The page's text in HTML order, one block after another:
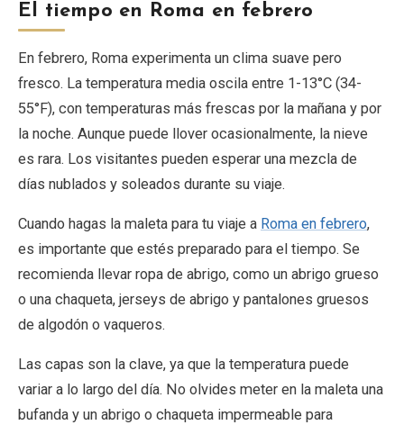
El tiempo en Roma en febrero
En febrero, Roma experimenta un clima suave pero
fresco. La temperatura media oscila entre 1-13°C (34-
55°F), con temperaturas más frescas por la mañana y por
la noche. Aunque puede llover ocasionalmente, la nieve
es rara. Los visitantes pueden esperar una mezcla de
días nublados y soleados durante su viaje.
Cuando hagas la maleta para tu viaje a Roma en febrero,
es importante que estés preparado para el tiempo. Se
recomienda llevar ropa de abrigo, como un abrigo grueso
o una chaqueta, jerseys de abrigo y pantalones gruesos
de algodón o vaqueros.
Las capas son la clave, ya que la temperatura puede
variar a lo largo del día. No olvides meter en la maleta una
bufanda y un abrigo o chaqueta impermeable para